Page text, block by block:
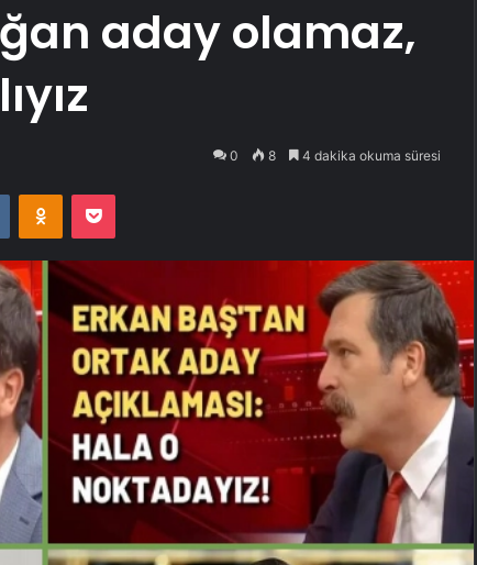
aday olamaz,
0 8 4 dakika okuma süresi
VKontakteOdnoklassniki
Pocket